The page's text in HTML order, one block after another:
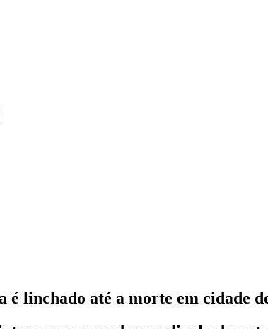
é linchado até a morte em cidade